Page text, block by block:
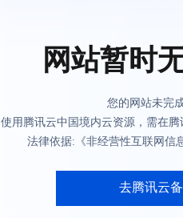
网站暂时
您的网站未完
使用腾讯云中国境内云资源，需在
法律依据:《非经营性互联网信
去腾讯云